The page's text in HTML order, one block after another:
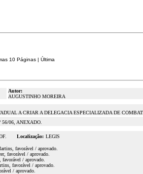
10 Páginas | Última
Autor:
AUGUSTINHO MOREIRA
A CRIAR A DELEGACIA ESPECIALIZADA DE
06, ANEXADO.
Localização: LEGIS
favorável / aprovado.
favorável / aprovado.
/ aprovado.
favorável / aprovado.
/ aprovado.